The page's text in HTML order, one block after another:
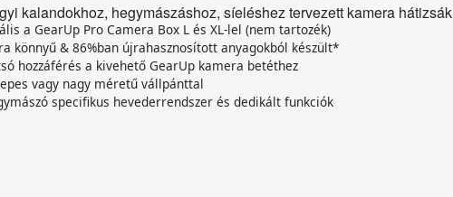
kalandokhoz, hegymászáshoz, síeléshez tervezett kamera hátizsák
a GearUp Pro Camera Box L és XL-lel (nem tartozék)
könnyű & 86%ban újrahasznosított anyagokból készült*
hozzáférés a kivehető GearUp kamera betéthez
vagy nagy méretű vállpánttal
specifikus hevederrendszer és dedikált funkciók